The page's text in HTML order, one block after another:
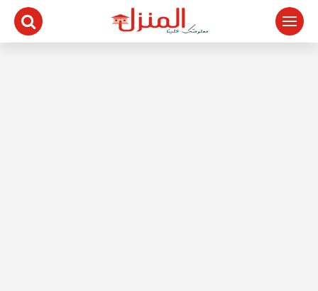
التجاوز
المحتوى